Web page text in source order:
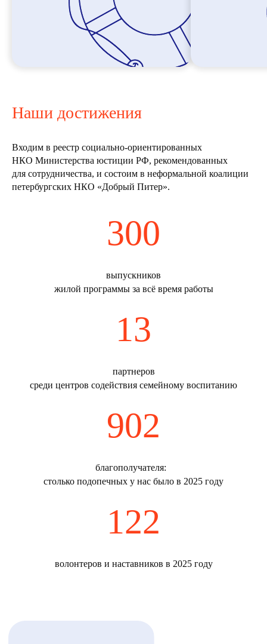
Наши достижения
Входим в реестр социально-ориентированных
НКО Министерства юстиции РФ, рекомендованных
для сотрудничества, и состоим в неформальной коалиции
петербургских НКО «Добрый Питер».
300
выпускников
жилой программы за всё время работы
13
партнеров
среди центров содействия семейному воспитанию
902
благополучателя:
столько подопечных у нас было в 2025 году
122
волонтеров и наставников в 2025 году
СУДЬБЫ
ОБЩЕСТВО